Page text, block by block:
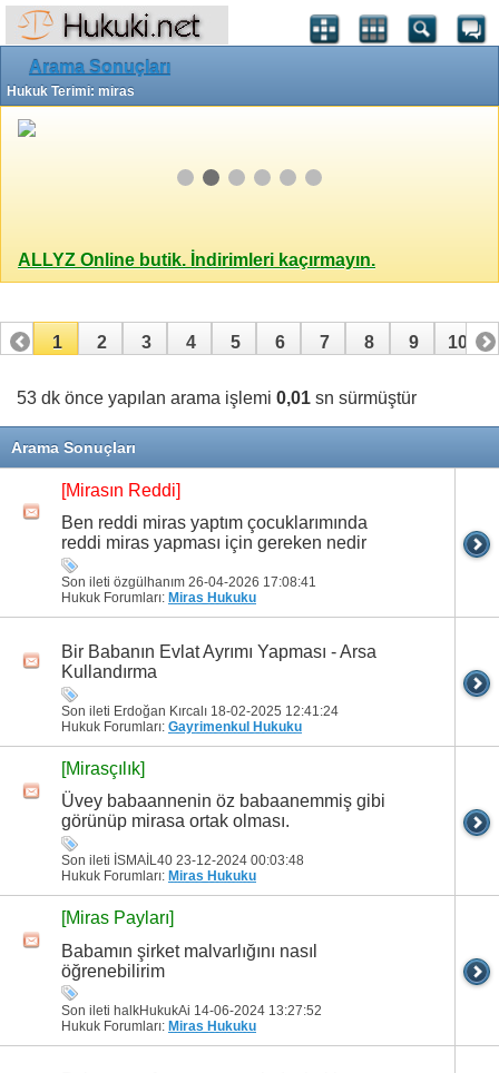
Arama Sonuçları
Hukuk Terimi: miras
ALLYZ Online butik. İndirimleri kaçırmayın.
1 2 3 4 5 6 7 8 9 10
11 13 15 16
53 dk önce yapılan arama işlemi 0,01 sn sürmüştür
Arama Sonuçları
[Mirasın Reddi]
Ben reddi miras yaptım çocuklarımında
reddi miras yapması için gereken nedir
Son ileti özgülhanım 26-04-2026 17:08:41
Hukuk Forumları: Miras Hukuku
Bir Babanın Evlat Ayrımı Yapması - Arsa
Kullandırma
Son ileti Erdoğan Kırcalı 18-02-2025 12:41:24
Hukuk Forumları: Gayrimenkul Hukuku
[Mirasçılık]
Üvey babaannenin öz babaanemmiş gibi
görünüp mirasa ortak olması.
Son ileti İSMAİL40 23-12-2024 00:03:48
Hukuk Forumları: Miras Hukuku
[Miras Payları]
Babamın şirket malvarlığını nasıl
öğrenebilirim
Son ileti halkHukukAi 14-06-2024 13:27:52
Hukuk Forumları: Miras Hukuku